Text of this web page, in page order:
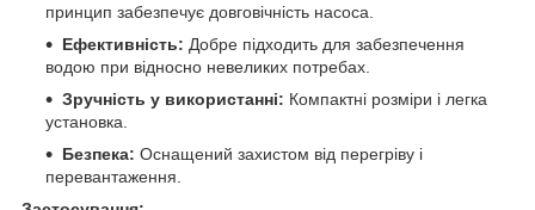
принцип забезпечує довговічність насоса.
Ефективність: Добре підходить для забезпечення
водою при відносно невеликих потребах.
Зручність у використанні: Компактні розміри і легка
установка.
Безпека: Оснащений захистом від перегріву і
перевантаження.